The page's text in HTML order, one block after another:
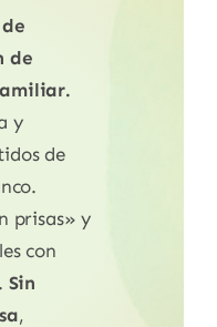
de
y
de
prisas» y
con
Sin
,